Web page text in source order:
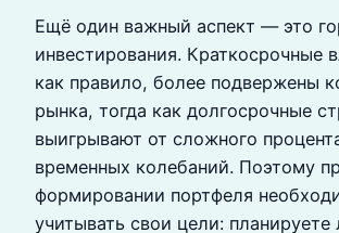
Ещё один важный аспект — это
инвестирования. Краткосрочные
как правило, более подвержены
рынка, тогда как долгосрочные
выигрывают от сложного
временных колебаний. Поэтому
формировании портфеля
учитывать свои цели: планируете